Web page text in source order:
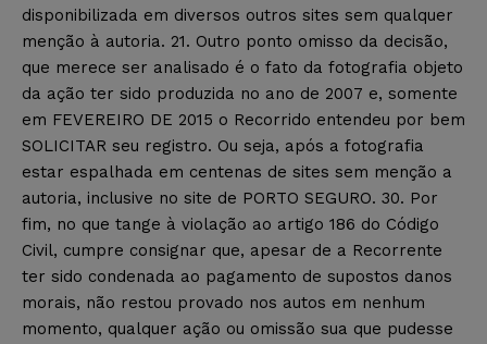
disponibilizada em diversos outros sites sem qualquer
menção à autoria. 21. Outro ponto omisso da decisão,
que merece ser analisado é o fato da fotografia objeto
da ação ter sido produzida no ano de 2007 e, somente
em FEVEREIRO DE 2015 o Recorrido entendeu por bem
SOLICITAR seu registro. Ou seja, após a fotografia
estar espalhada em centenas de sites sem menção a
autoria, inclusive no site de PORTO SEGURO. 30. Por
fim, no que tange à violação ao artigo 186 do Código
Civil, cumpre consignar que, apesar de a Recorrente
ter sido condenada ao pagamento de supostos danos
morais, não restou provado nos autos em nenhum
momento, qualquer ação ou omissão sua que pudesse